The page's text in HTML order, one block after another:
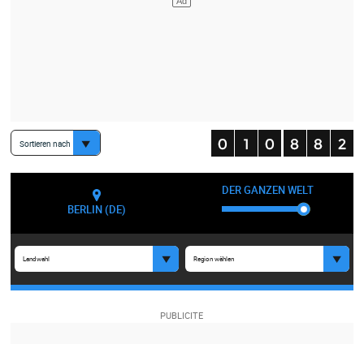
Sortieren nach
BERLIN (DE)
DER GANZEN WELT
Landwahl Region wählen